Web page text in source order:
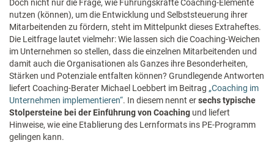
Doch nicht nur die Frage, wie Führungskräfte Coaching-Elemente
nutzen (können), um die Entwicklung und Selbststeuerung ihrer
Mitarbeitenden zu fördern, steht im Mittelpunkt dieses Extraheftes.
Die Leitfrage lautet vielmehr: Wie lassen sich die Coaching-Weichen
im Unternehmen so stellen, dass die einzelnen Mitarbeitenden und
damit auch die Organisationen als Ganzes ihre Besonderheiten,
Stärken und Potenziale entfalten können? Grundlegende Antworten
liefert Coaching-Berater Michael Loebbert im Beitrag „Coaching im
Unternehmen implementieren“. In diesem nennt ersechs typische
Stolpersteine bei der Einführung von Coaching und liefert
Hinweise, wie eine Etablierung des Lernformats ins PE-Programm
gelingen kann.